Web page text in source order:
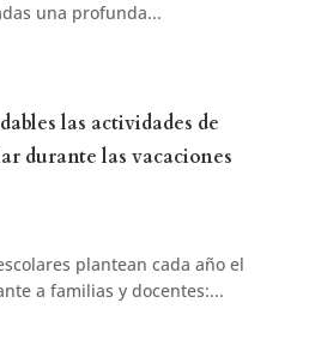
una profunda...
las actividades de
durante las vacaciones
plantean cada año el
a familias y docentes:...